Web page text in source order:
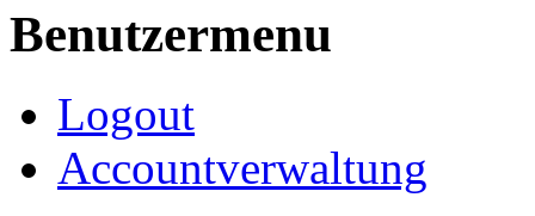
Benutzermenu
Logout
Accountverwaltung